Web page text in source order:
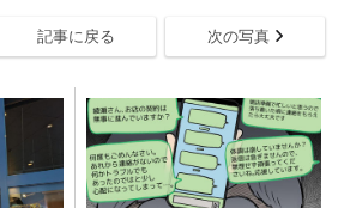
記事に戻る 次の写真